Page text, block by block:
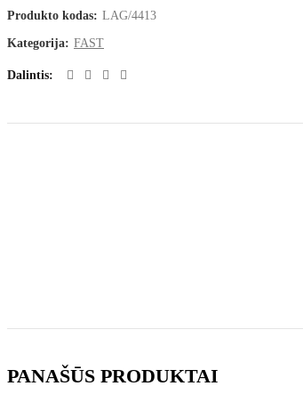
Produkto kodas: LAG/4413
Kategorija: FAST
Dalintis
PANAŠŪS PRODUKTAI